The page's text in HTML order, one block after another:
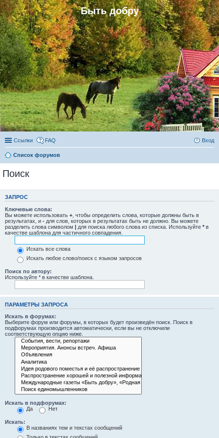
Быть добру
Ссылки FAQ Вход
Список форумов
Поиск
ЗАПРОС
Ключевые слова:
Вы можете использовать + , чтобы определить слова, которые должны быть в
результатах, и - для слов, которых в результатах быть не должно. Вы можете
разделить слова символом | для поиска любого слова из списка. Используйте * в
качестве шаблона для частичного совпадения.
Искать все слова
Искать любое слово/поиск с языком запросов
Поиск по автору:
Используйте * в качестве шаблона.
ПАРАМЕТРЫ ЗАПРОСА
Искать в форумах:
Выберите форум или форумы, в которых будет произведён поиск. Поиск в
подфорумах производится автоматически, если вы не отключили
соответствующую опцию ниже.
Искать в подфорумах:
Да
Нет
Искать:
В названиях тем и текстах сообщений